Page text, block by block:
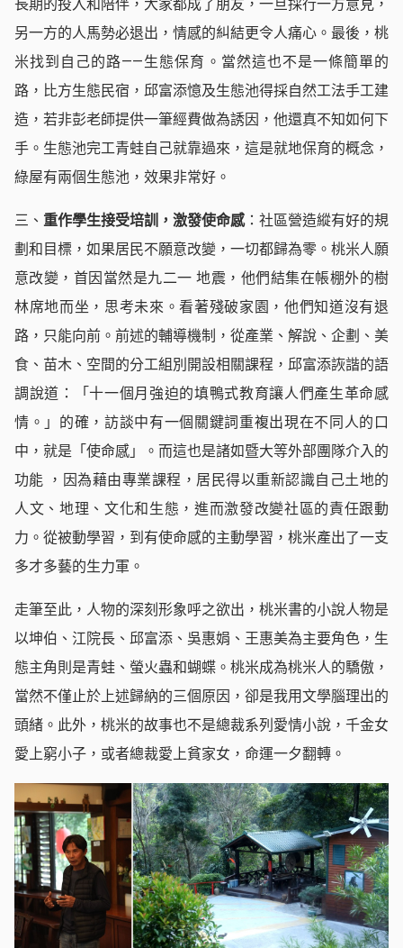
長期的投入和陪伴，大家都成了朋友，一旦採行一方意見，
另一方的人馬勢必退出，情感的糾結更令人痛心。最後，桃
米找到自己的路——生態保育。當然這也不是一條簡單的
路，比方生態民宿，邱富添憶及生態池得採自然工法手工建
造，若非彭老師提供一筆經費做為誘因，他還真不知如何下
手。生態池完工青蛙自己就靠過來，這是就地保育的概念，
綠屋有兩個生態池，效果非常好。
三、 重作學生接受培訓，激發使命感：社區營造縱有好的規
劃和目標，如果居民不願意改變，一切都歸為零。桃米人願
意改變，首因當然是九二一 地震，他們結集在帳棚外的樹
林席地而坐，思考未來。看著殘破家園，他們知道沒有退
路，只能向前。前述的輔導機制，從產業、解說、企劃、美
食、苗木、空間的分工組別開設相關課程，邱富添詼諧的語
調說道：「十一個月強迫的填鴨式教育讓人們產生革命感
情。」的確，訪談中有一個關鍵詞重複出現在不同人的口
中，就是「使命感」。而這也是諸如暨大等外部團隊介入的
功能 ，因為藉由專業課程，居民得以重新認識自己土地的
人文、地理、文化和生態，進而激發改變社區的責任跟動
力。從被動學習，到有使命感的主動學習，桃米產出了一支
多才多藝的生力軍。
走筆至此，人物的深刻形象呼之欲出，桃米書的小說人物是
以坤伯、江院長、邱富添、吳惠娟、王惠美為主要角色，生
態主角則是青蛙、螢火蟲和蝴蝶。桃米成為桃米人的驕傲，
當然不僅止於上述歸納的三個原因，卻是我用文學腦理出的
頭緒。此外，桃米的故事也不是總裁系列愛情小說，千金女
愛上窮小子，或者總裁愛上貧家女，命運一夕翻轉。